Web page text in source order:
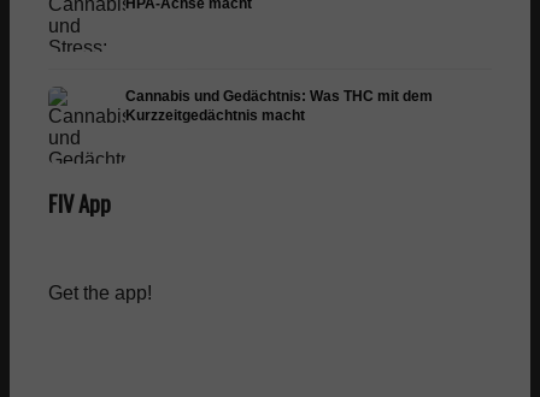
Cannabis und Gedächtnis: Was THC mit dem
Kurzzeitgedächtnis macht
FIV App
Get the app!